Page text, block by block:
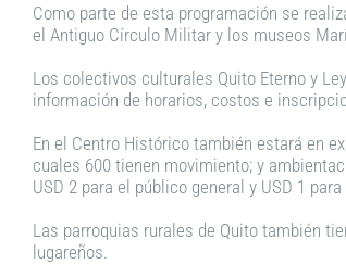
Como parte de esta programación se
el Antiguo Círculo Militar y los museos
Los colectivos culturales Quito Eterno y
información de horarios, costos e
En el Centro Histórico también estará en
cuales 600 tienen movimiento; y
USD 2 para el público general y USD 1
Las parroquias rurales de Quito también
lugareños.